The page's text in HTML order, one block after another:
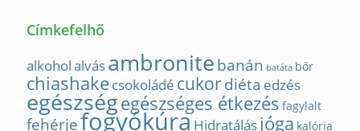
Címkefelhő
alkoholalvásambronite banán batáta bőr
chiashakecsokoládé cukordiéta edzés
egészségegészséges étkezés fagylalt
fehérjefogyókúraHidratálásjóga kalória